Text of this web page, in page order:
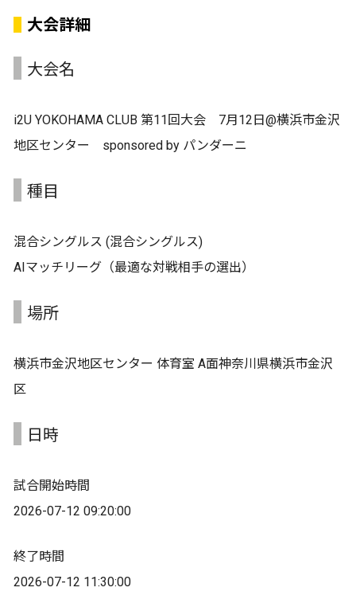
大会詳細
大会名
i2U YOKOHAMA CLUB 第11回大会 7月12日@横浜市金沢
地区センター sponsored by パンダーニ
種目
混合シングルス (混合シングルス)
AIマッチリーグ（最適な対戦相手の選出）
場所
横浜市金沢地区センター 体育室 A面神奈川県横浜市金沢
区
日時
試合開始時間
2026-07-12 09:20:00
終了時間
2026-07-12 11:30:00